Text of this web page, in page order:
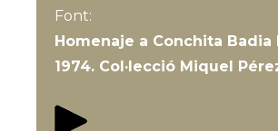
Font:
Homenaje a Conchita Badia
1974. Col·lecció Miquel